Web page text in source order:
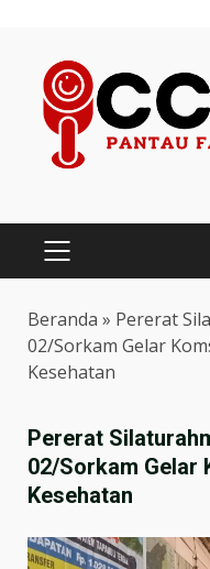
content
PRIMARY
MENU
Beranda » Pererat
02/Sorkam Gelar
Kesehatan
Pererat
02/Sorkam Gelar
Kesehatan